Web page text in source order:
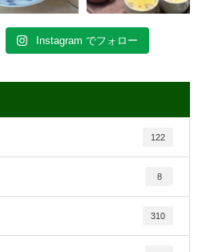
Instagram でフォロー
122
8
310